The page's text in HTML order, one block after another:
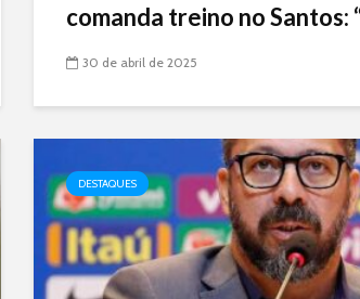
comanda treino no Santos:
30 de abril de 2025
DESTAQUES